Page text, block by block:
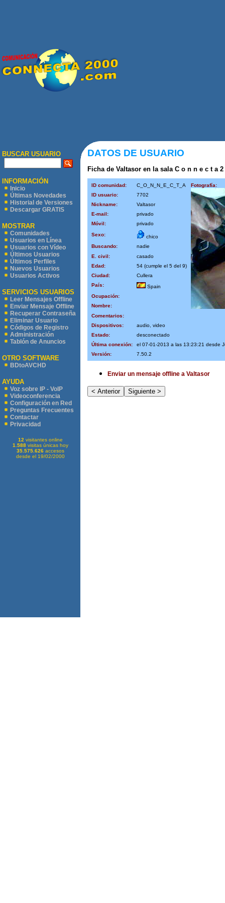
BUSCAR USUARIO
INFORMACIÓN
Inicio
Últimas Novedades
Historial de Versiones
Descargar GRATIS
MOSTRAR
Comunidades
Usuarios en Línea
Usuarios con Vídeo
Últimos Usuarios
Últimos Perfiles
Nuevos Usuarios
Usuarios Activos
SERVICIOS USUARIOS
Leer Mensajes Offline
Enviar Mensaje Offline
Recuperar Contraseña
Eliminar Usuario
Códigos de Registro
Administración
Tablón de Anuncios
OTRO SOFTWARE
BDtoAVCHD
AYUDA
Voz sobre IP - VoIP
Videoconferencia
Configuración en Red
Preguntas Frecuentes
Contactar
Privacidad
12 visitantes online
1.588visitas únicas hoy
35.575.626accesos
desde el 19/02/2000
DATOS DE USUARIO
Ficha de Valtasor en la sala C o n n e c t a
ID comunidad: C_O_N_N_E_C_T_A
Fotografía:
ID usuario:
7702
Nickname:
Valtasor
E-mail:
privado
Móvil:
privado
Sexo:
chico
Buscando:
nadie
E. civil:
casado
Edad:
54 (cumple el 5 del 9)
Ciudad:
Cullera
País:
Spain
Ocupación:
Nombre:
Comentarios:
Dispositivos:
audio, video
Estado:
desconectado
Última conexión:
el 07-01-2013 a las 13:23:21 desde
Versión:
7.50.2
Enviar un mensaje offline a Valtasor